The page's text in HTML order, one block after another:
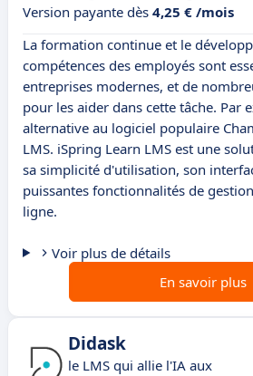
Version payante dès 4,25 € /mois
La formation continue et le
compétences des employés sont
entreprises modernes, et de
pour les aider dans cette tâche. Par
alternative au logiciel populaire
LMS. iSpring Learn LMS est une
sa simplicité d'utilisation, son
puissantes fonctionnalités de
ligne.
Voir plus de détails
En savoir plus
Didask
le LMS qui allie l'IA aux